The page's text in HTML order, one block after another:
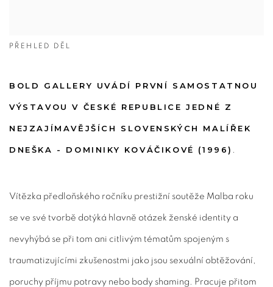
PŘEHLED DĚL
BOLD GALLERY UVÁDÍ PRVNÍ SAMOSTATNOU
VÝSTAVOU V ČESKÉ REPUBLICE JEDNÉ Z
NEJZAJÍMAVĚJŠÍCH SLOVENSKÝCH MALÍŘEK
DNEŠKA - DOMINIKY KOVÁČIKOVÉ (1996)
Vítězka předloňského ročníku prestižní soutěže Malba roku
se ve své tvorbě dotýká hlavně otázek ženské identity a
nevyhýbá se při tom ani citlivým tématům spojeným s
traumatizujícími zkušenostmi jako jsou sexuální obtěžování,
poruchy příjmu potravy nebo body shaming. Pracuje přitom